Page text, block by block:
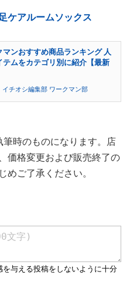
ケアルームソックス
マンおすすめ商品ランキング 人
テムをカテゴリ別に紹介【最新
イチオシ編集部 ワークマン部
時のものになります。店
価格変更および販売終了の
めご了承ください。